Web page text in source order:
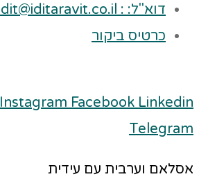
דוא"ל: : idit@iditaravit.co.il
כרטיס ביקור
Instagram Facebook Linkedin
Telegram
אסלאם וערבית עם עידית